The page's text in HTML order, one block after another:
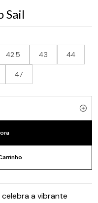
Sail
42.5 43 44
47
celebra a vibrante